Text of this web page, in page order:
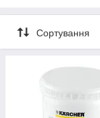
пилососом при
Килими швидко
найкоротші терміни.
Сортування